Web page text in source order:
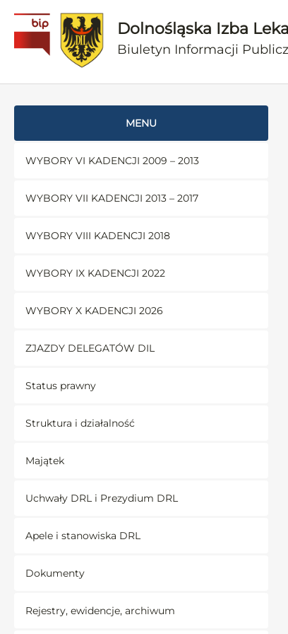
Dolnośląska Izba
Biuletyn Informacji
MENU
WYBORY VI KADENCJI 2009 – 2013
WYBORY VII KADENCJI 2013 – 2017
WYBORY VIII KADENCJI 2018
WYBORY IX KADENCJI 2022
WYBORY X KADENCJI 2026
ZJAZDY DELEGATÓW DIL
Status prawny
Struktura i działalność
Majątek
Uchwały DRL i Prezydium DRL
Apele i stanowiska DRL
Dokumenty
Rejestry, ewidencje, archiwum